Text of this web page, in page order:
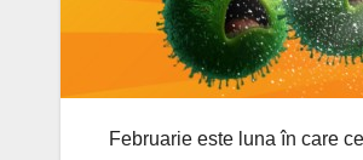
Februarie este luna în care